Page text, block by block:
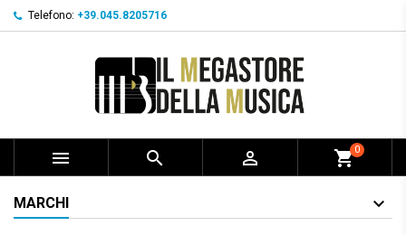
Telefono: +39.045.8205716
   shopping_cart0
MARCHI